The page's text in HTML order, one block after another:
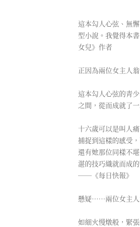
這本勾人心弦、無
型小說。我覺得本
女兒》作者
正因為兩位女主人
這本勾人心弦的青
之間，從而成就了
十六歲可以是叫人
捕捉到這樣的感受
還有她那位同樣不
湛的技巧織就而成
──《每日快報》
懸疑……兩位女主人
如細火慢燉般，緊